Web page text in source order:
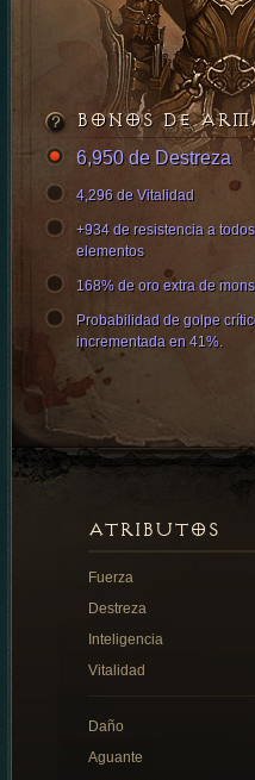
BONOS DE
6,950 de Destreza
4,296 de Vitalidad
+934 de resistencia a
elementos
168% de oro extra de
Probabilidad de golpe
incrementada en 41%.
ATRIBUTOS
Fuerza
Destreza
Inteligencia
Vitalidad
Daño
Aguante